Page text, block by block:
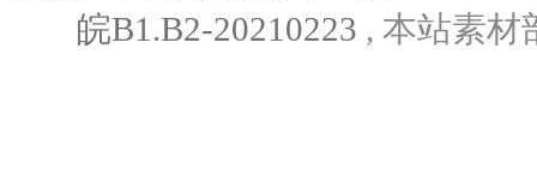
皖B1.B2-20210223 , 本站素材